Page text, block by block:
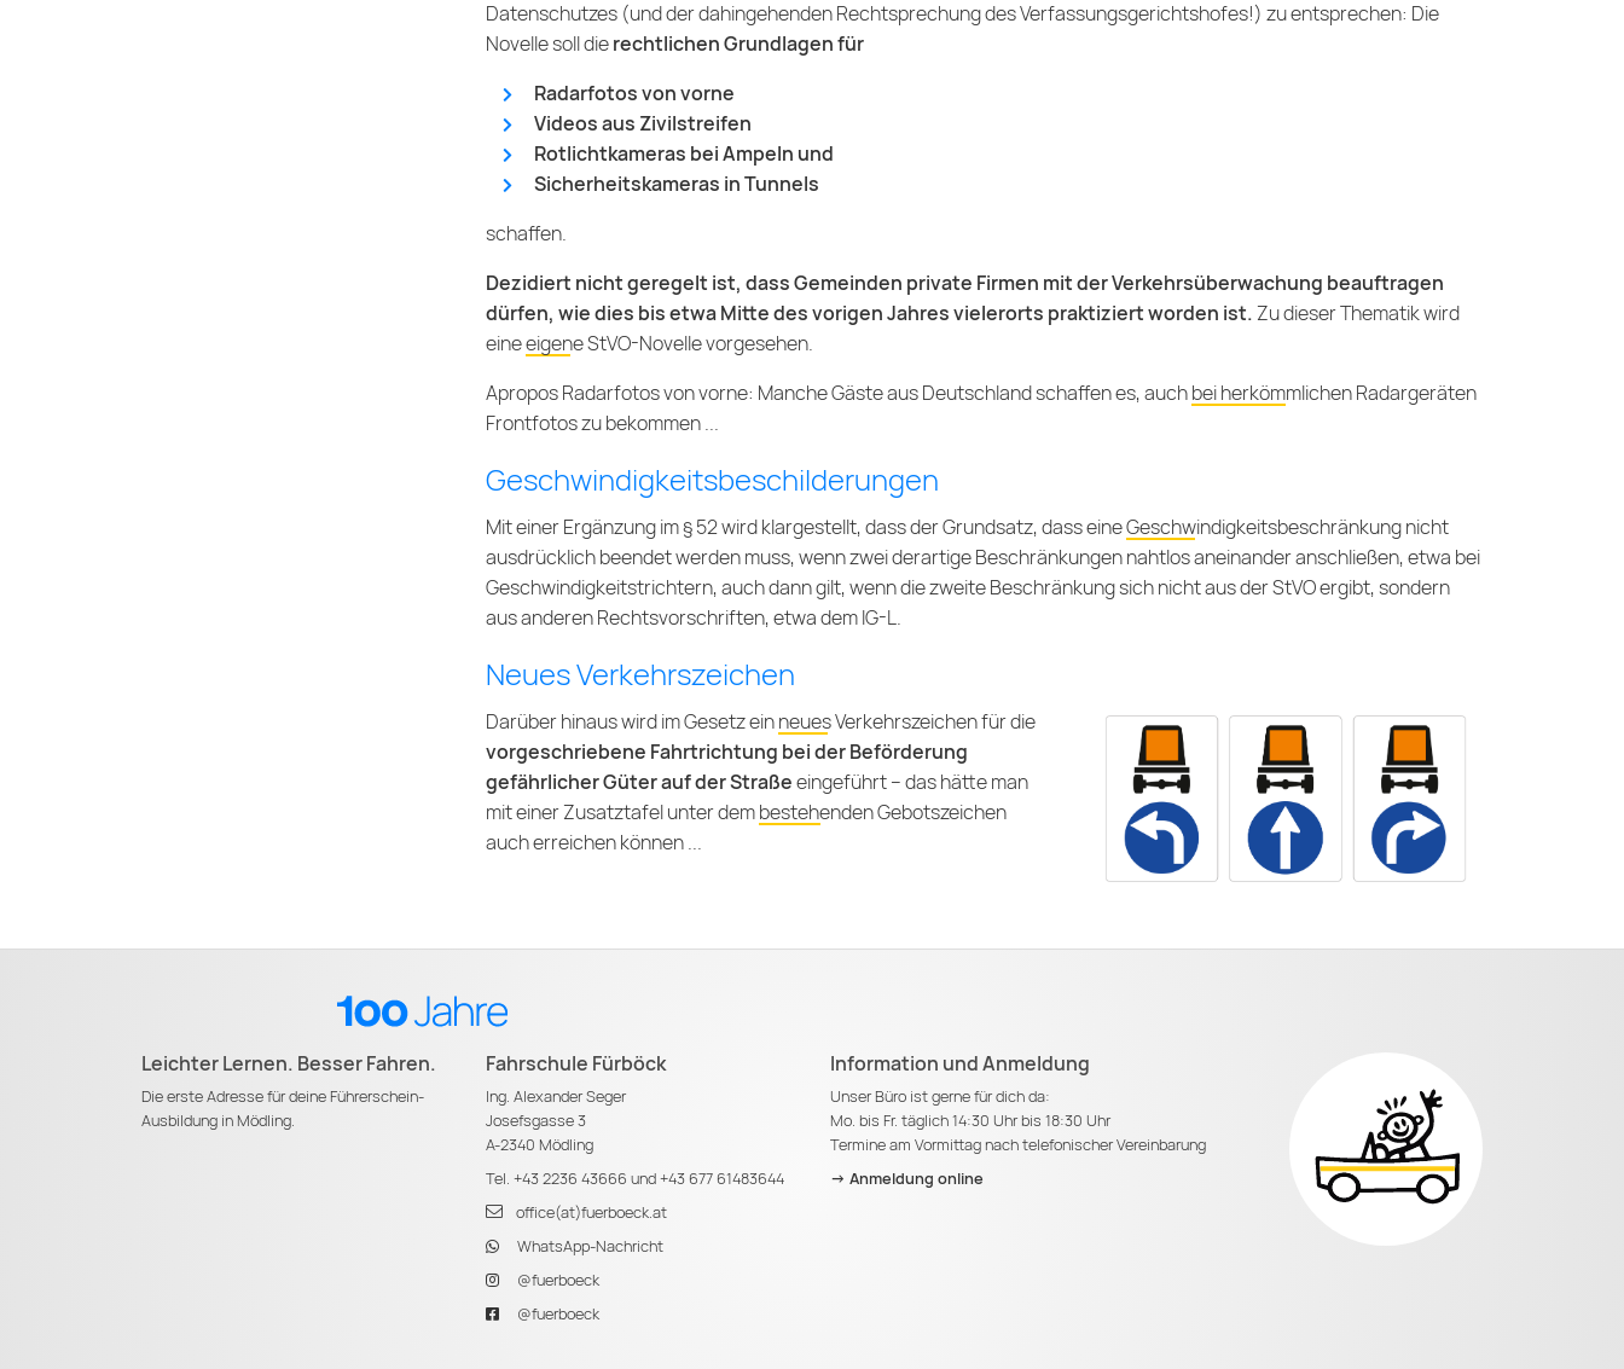
Datenschutzes (und der dahingehenden Rechtsprechung des Verfassungsgerichtshofes!) zu entsprechen: Die
Novelle soll dierechtlichen Grundlagen für
Radarfotos von vorne
Videos aus Zivilstreifen
Rotlichtkameras bei Ampeln und
Sicherheitskameras in Tunnels
schaffen.
Dezidiert nicht geregelt ist, dass Gemeinden private Firmen mit der Verkehrsüberwachung beauftragen
dürfen, wie dies bis etwa Mitte des vorigen Jahres vielerorts praktiziert worden ist. Zu dieser Thematik wird
eineeigene StVO-Novellevorgesehen.
Apropos Radarfotos von vorne: Manche Gäste aus Deutschland schaffen es, auchbei herkömmlichen Radargeräten
Frontfotoszu bekommen ...
Geschwindigkeitsbeschilderungen
Mit einer Ergänzung im § 52 wird klargestellt, dass der Grundsatz, dass eineGeschwindigkeitsbeschränkungnicht
ausdrücklich beendet werden muss, wenn zwei derartige Beschränkungen nahtlos aneinander anschließen, etwa bei
Geschwindigkeitstrichtern, auch dann gilt, wenn die zweite Beschränkung sich nicht aus der StVO ergibt, sondern
aus anderen Rechtsvorschriften, etwa dem IG-L.
Neues Verkehrszeichen
Darüber hinaus wird im Gesetz einneues Verkehrszeichenfür die
vorgeschriebene Fahrtrichtung bei der Beförderung
gefährlicher Güter auf der Straßeeingeführt – das hätte man
mit einer Zusatztafel unter dembestehenden Gebotszeichen
auch erreichen können ...
Leichter Lernen. Besser Fahren.
Die erste Adresse für deine Führerschein-
Ausbildung in Mödling.
Fahrschule Fürböck
Ing. Alexander Seger
Josefsgasse 3
A-2340 Mödling
Tel. +43 2236 43666 und+43 677 61483644
office(at)fuerboeck.at
WhatsApp-Nachricht
@fuerboeck
@fuerboeck
Information und Anmeldung
Unser Büro ist gerne für dich da:
Mo. bis Fr. täglich 14:30 Uhr bis 18:30 Uhr
Termine am Vormittag nach telefonischer Vereinbarung
-> Anmeldung online